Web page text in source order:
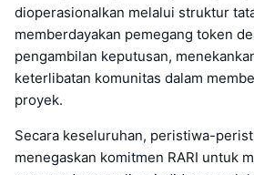
dioperasionalkan melalui struktur
memberdayakan pemegang token
pengambilan keputusan,
keterlibatan komunitas dalam
proyek.
Secara keseluruhan, peristiwa-
menegaskan komitmen RARI untuk